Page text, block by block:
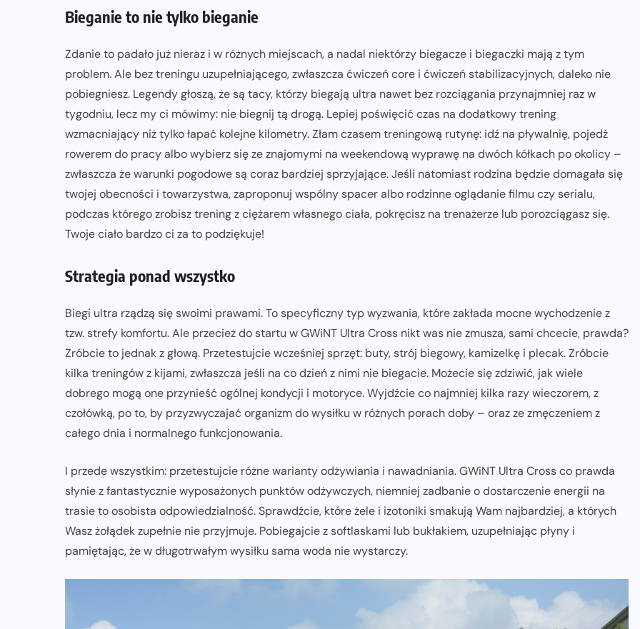
Bieganie to nie tylko bieganie
Zdanie to padało już nieraz i w różnych miejscach, a nadal niektórzy biegacze i biegaczki mają z tym
problem. Ale bez treningu uzupełniającego, zwłaszcza ćwiczeń core i ćwiczeń stabilizacyjnych, daleko nie
pobiegniesz. Legendy głoszą, że są tacy, którzy biegają ultra nawet bez rozciągania przynajmniej raz w
tygodniu, lecz my ci mówimy: nie biegnij tą drogą. Lepiej poświęcić czas na dodatkowy trening
wzmacniający niż tylko łapać kolejne kilometry. Złam czasem treningową rutynę: idź na pływalnię, pojedź
rowerem do pracy albo wybierz się ze znajomymi na weekendową wyprawę na dwóch kółkach po okolicy –
zwłaszcza że warunki pogodowe są coraz bardziej sprzyjające. Jeśli natomiast rodzina będzie domagała się
twojej obecności i towarzystwa, zaproponuj wspólny spacer albo rodzinne oglądanie filmu czy serialu,
podczas którego zrobisz trening z ciężarem własnego ciała, pokręcisz na trenażerze lub porozciągasz się.
Twoje ciało bardzo ci za to podziękuje!
Strategia ponad wszystko
Biegi ultra rządzą się swoimi prawami. To specyficzny typ wyzwania, które zakłada mocne wychodzenie z
tzw. strefy komfortu. Ale przecież do startu w GWiNT Ultra Cross nikt was nie zmusza, sami chcecie, prawda?
Zróbcie to jednak z głową. Przetestujcie wcześniej sprzęt: buty, strój biegowy, kamizelkę i plecak. Zróbcie
kilka treningów z kijami, zwłaszcza jeśli na co dzień z nimi nie biegacie. Możecie się zdziwić, jak wiele
dobrego mogą one przynieść ogólnej kondycji i motoryce. Wyjdźcie co najmniej kilka razy wieczorem, z
czołówką, po to, by przyzwyczajać organizm do wysiłku w różnych porach doby – oraz ze zmęczeniem z
całego dnia i normalnego funkcjonowania.
I przede wszystkim: przetestujcie różne warianty odżywiania i nawadniania. GWiNT Ultra Cross co prawda
słynie z fantastycznie wyposażonych punktów odżywczych, niemniej zadbanie o dostarczenie energii na
trasie to osobista odpowiedzialność. Sprawdźcie, które żele i izotoniki smakują Wam najbardziej, a których
Wasz żołądek zupełnie nie przyjmuje. Pobiegajcie z softlaskami lub bukłakiem, uzupełniając płyny i
pamiętając, że w długotrwałym wysiłku sama woda nie wystarczy.